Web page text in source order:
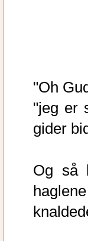
"Oh
"jeg er
gider
Og så